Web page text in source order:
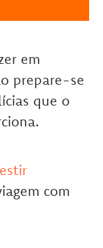
em
prepare-se
que o
com